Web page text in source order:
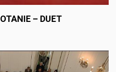
– DUET